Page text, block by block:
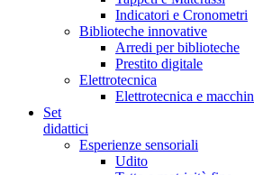
Indicatori e Cronometri
Biblioteche innovative
Arredi per biblioteche
Prestito digitale
Elettrotecnica
Elettrotecnica e
Set
didattici
Esperienze sensoriali
Udito